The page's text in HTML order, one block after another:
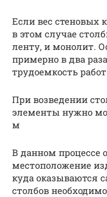
Если вес стеновых
в этом случае
ленту, и монолит.
примерно в два
трудоемкость
При возведении
элементы нужно
м
В данном процессе
местоположение
куда оказываются
столбов